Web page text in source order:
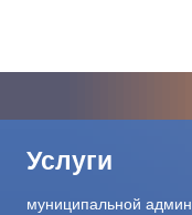
Услуги
муниципальной